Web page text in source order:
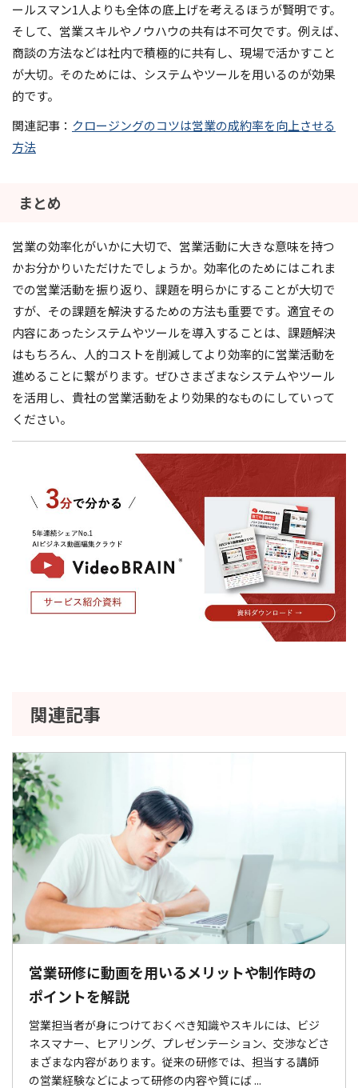
ールスマン1人よりも全体の底上げを考えるほうが賢明です。
そして、営業スキルやノウハウの共有は不可欠です。例えば、
商談の方法などは社内で積極的に共有し、現場で活かすこと
が大切。そのためには、システムやツールを用いるのが効果
的です。
関連記事： クロージングのコツは営業の成約率を向上させる
方法
まとめ
営業の効率化がいかに大切で、営業活動に大きな意味を持つ
かお分かりいただけたでしょうか。効率化のためにはこれま
での営業活動を振り返り、課題を明らかにすることが大切で
すが、その課題を解決するための方法も重要です。適宜その
内容にあったシステムやツールを導入することは、課題解決
はもちろん、人的コストを削減してより効率的に営業活動を
進めることに繋がります。ぜひさまざまなシステムやツール
を活用し、貴社の営業活動をより効果的なものにしていって
ください。
関連記事
営業研修に動画を用いるメリットや制作時の
ポイントを解説
営業担当者が身につけておくべき知識やスキルには、ビジ
ネスマナー、ヒアリング、プレゼンテーション、交渉などさ
まざまな内容があります。従来の研修では、担当する講師
の営業経験などによって研修の内容や質にば ...